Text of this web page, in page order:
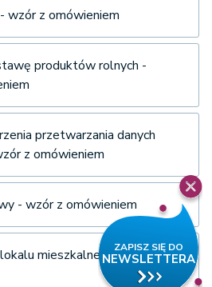
wzór z omówieniem
produktów rolnych -
przetwarzania danych
z omówieniem
- wzór z omówieniem
mieszkalnego - wzór z